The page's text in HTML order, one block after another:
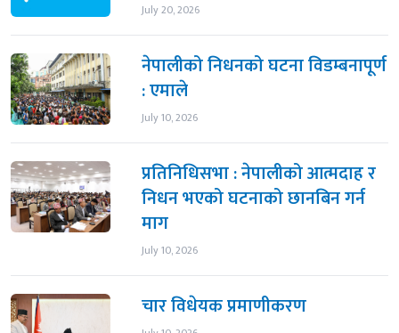
July 20, 2026
नेपालीको निधनको घटना विडम्बनापूर्ण
: एमाले
July 10, 2026
प्रतिनिधिसभा : नेपालीको आत्मदाह र
निधन भएको घटनाको छानबिन गर्न
माग
July 10, 2026
चार विधेयक प्रमाणीकरण